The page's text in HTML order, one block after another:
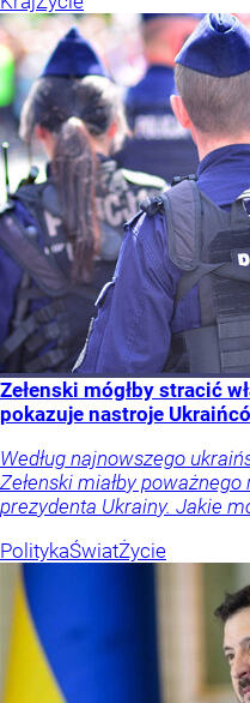
Zełenski mógłby stracić
pokazuje nastroje
Według najnowszego
Zełenski miałby
prezydenta Ukrainy. Jakie
PolitykaŚwiatŻycie